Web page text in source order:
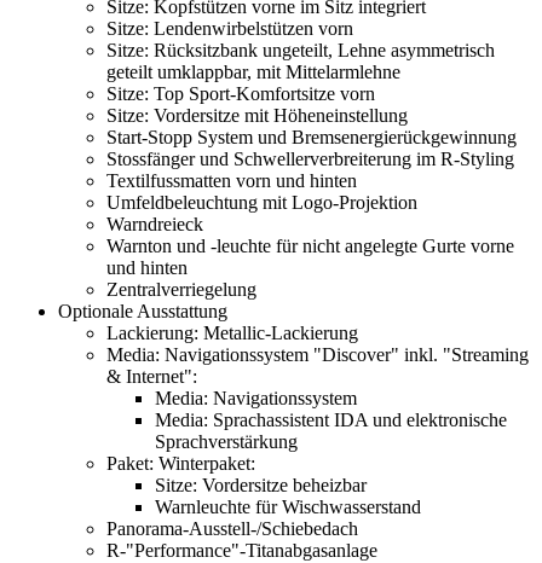
Sitze: Kopfstützen vorne im Sitz integriert
Sitze: Lendenwirbelstützen vorn
Sitze: Rücksitzbank ungeteilt, Lehne asymmetrisch
geteilt umklappbar, mit Mittelarmlehne
Sitze: Top Sport-Komfortsitze vorn
Sitze: Vordersitze mit Höheneinstellung
Start-Stopp System und Bremsenergierückgewinnung
Stossfänger und Schwellerverbreiterung im R-Styling
Textilfussmatten vorn und hinten
Umfeldbeleuchtung mit Logo-Projektion
Warndreieck
Warnton und -leuchte für nicht angelegte Gurte vorne
und hinten
Zentralverriegelung
Optionale Ausstattung
Lackierung: Metallic-Lackierung
Media: Navigationssystem "Discover" inkl. "Streaming
& Internet":
Media: Navigationssystem
Media: Sprachassistent IDA und elektronische
Sprachverstärkung
Paket: Winterpaket:
Sitze: Vordersitze beheizbar
Warnleuchte für Wischwasserstand
Panorama-Ausstell-/Schiebedach
R-"Performance"-Titanabgasanlage